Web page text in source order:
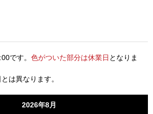
です。 色がついた部分は休業日 となりま
は異なります。
2026年8月